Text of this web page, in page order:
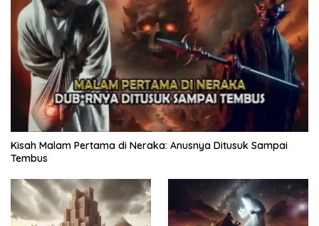
Kisah Malam Pertama di Neraka: Anusnya Ditusuk Sampai
Tembus